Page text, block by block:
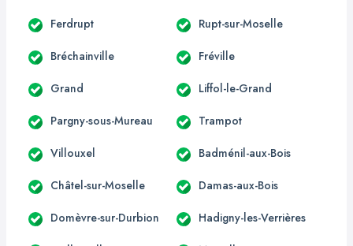
Ferdrupt Rupt-sur-Moselle
Bréchainville Fréville
Grand Liffol-le-Grand
Pargny-sous-Mureau Trampot
Villouxel Badménil-aux-Bois
Châtel-sur-Moselle Damas-aux-Bois
Domèvre-sur-Durbion Hadigny-les-Verrières